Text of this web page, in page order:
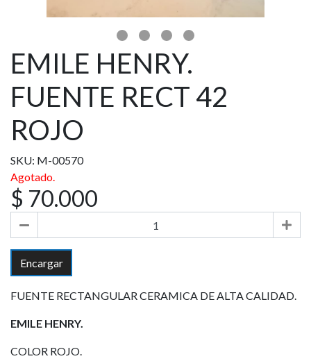
EMILE HENRY.
FUENTE RECT 42
ROJO
SKU: M-00570
Agotado.
$ 70.000
Encargar
FUENTE RECTANGULAR CERAMICA DE ALTA CALIDAD.
EMILE HENRY.
COLOR ROJO.